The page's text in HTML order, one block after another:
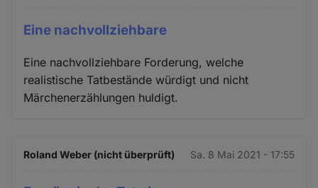
Eine nachvollziehbare
Eine nachvollziehbare Forderung, welche
realistische Tatbestände würdigt und nicht
Märchenerzählungen huldigt.
Roland Weber (nicht überprüft) Sa. 8 Mai 2021 - 17:55